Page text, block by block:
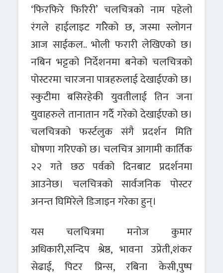
‘फिरफिरे फिरिरी’ चलचित्रको नाम पहेलो
रंगले हाईलाइट गरिेको छ, जस्मा स्लोगन
आज साईकल.. भोली फरारी लेखिएको छ।
नबिन भट्टको निर्देशनमा बनेको चलचित्रको
पोस्टरमा चारजना पात्रहरुलाई देखाईएको छ।
स्कुटीमा बसिरहेकी युवतीलाई तिन जना
युवाहरुले तानातान गर्दै गरेको देखाईएको छ।
चलचित्रको फर्स्टलुक संगै प्रदर्शन मिति
घोषणा गरिएको छ। चलचित्र आगामी कार्तिक
२२ गते छठ पर्वको दिनबाट प्रदर्शनमा
आउनेछ। चलचित्रको सार्वजनिक पोस्टर
अनन्त घिमिरेले डिजाइन गरेका हुन्।
यस चलचित्रमा मनोज कुमार
अधिकारी,सन्दिप श्रेष्ठ, भावना उप्रेती,शंकर
सेढाई, पिटर प्रिन्स, रबिना केसी,पुष्प